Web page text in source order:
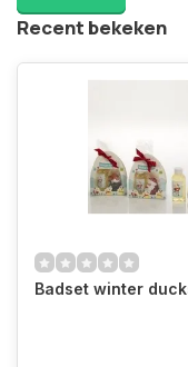
Recent bekeken
Badset winter